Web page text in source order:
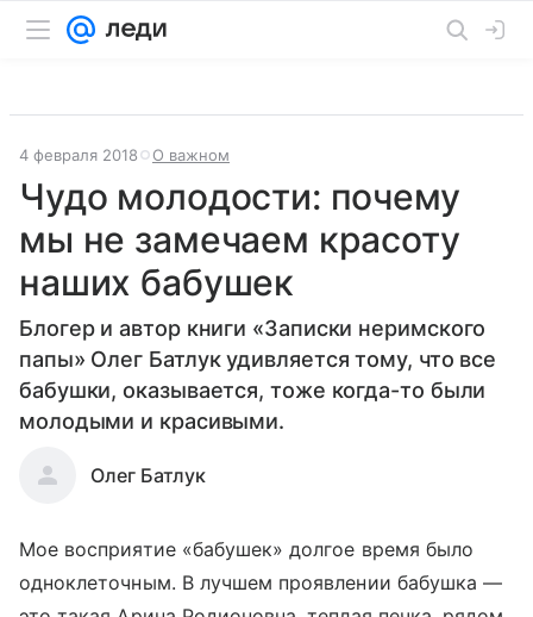
4 февраля 2018 О важном
Чудо молодости: почему
мы не замечаем красоту
наших бабушек
Блогер и автор книги «Записки неримского
папы» Олег Батлук удивляется тому, что все
бабушки, оказывается, тоже когда-то были
молодыми и красивыми.
Олег Батлук
Мое восприятие «бабушек» долгое время было
одноклеточным. В лучшем проявлении бабушка —